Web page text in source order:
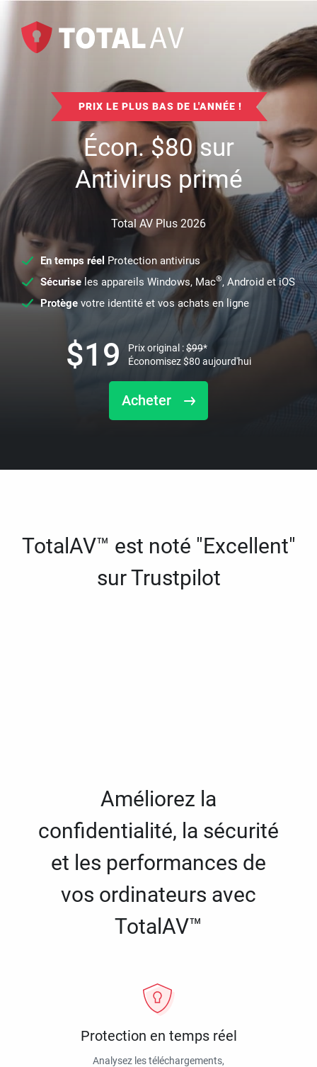
PRIX LE PLUS BAS DE L'ANNÉE !
Écon.$80sur
Antivirus primé
Total AV Plus 2026
En temps réel Protection antivirus
Sécuriseles appareils Windows, Mac®, Android et iOS
Protège votre identité et vos achats en ligne
Acheter
$19 Prix original :$99*
Économisez$80 aujourd'hui
TotalAV™ est noté "Excellent"
sur Trustpilot
Améliorez la
confidentialité, la sécurité
et les performances de
vos ordinateurs avec
TotalAV™
Protection en temps réel
Analysez les téléchargements,